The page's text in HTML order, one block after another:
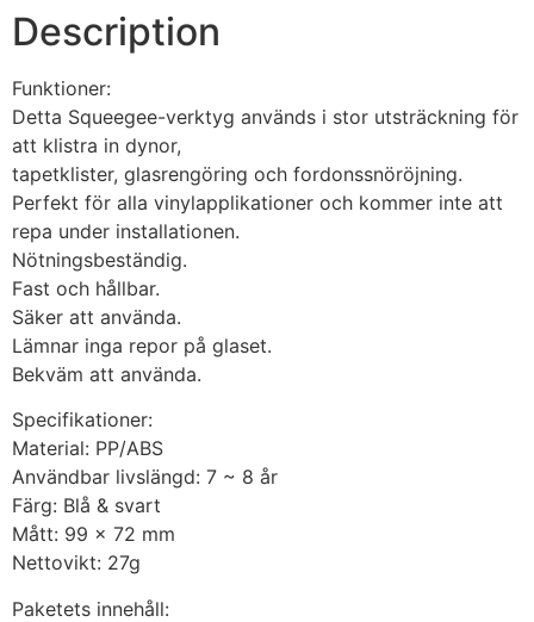
Description
Funktioner:
Detta Squeegee-verktyg används i stor utsträckning för
att klistra in dynor,
tapetklister, glasrengöring och fordonssnöröjning.
Perfekt för alla vinylapplikationer och kommer inte att
repa under installationen.
Nötningsbeständig.
Fast och hållbar.
Säker att använda.
Lämnar inga repor på glaset.
Bekväm att använda.
Specifikationer:
Material: PP/ABS
Användbar livslängd: 7 ~ 8 år
Färg: Blå & svart
Mått: 99 x 72 mm
Nettovikt: 27g
Paketets innehåll: